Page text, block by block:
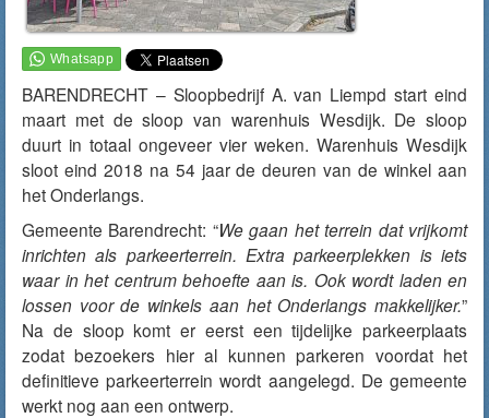
BARENDRECHT – Sloopbedrijf A. van Liempd start eind
maart met de sloop van warenhuis Wesdijk. De sloop
duurt in totaal ongeveer vier weken. Warenhuis Wesdijk
sloot eind 2018 na 54 jaar de deuren van de winkel aan
het Onderlangs.
Gemeente Barendrecht: “We gaan het terrein dat vrijkomt
inrichten als parkeerterrein. Extra parkeerplekken is iets
waar in het centrum behoefte aan is. Ook wordt laden en
lossen voor de winkels aan het Onderlangs makkelijker.”
Na de sloop komt er eerst een tijdelijke parkeerplaats
zodat bezoekers hier al kunnen parkeren voordat het
definitieve parkeerterrein wordt aangelegd. De gemeente
werkt nog aan een ontwerp.